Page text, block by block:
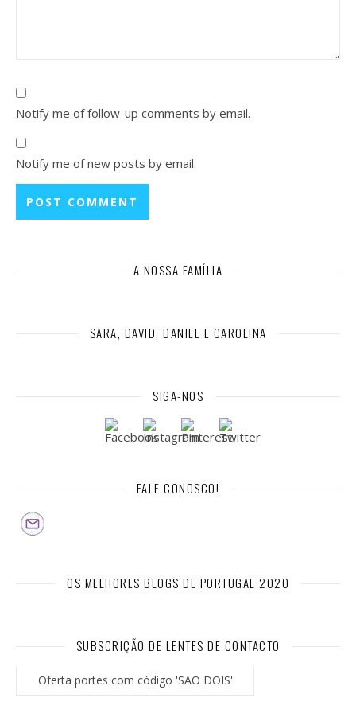
Notify me of follow-up comments by email.
Notify me of new posts by email.
A NOSSA FAMÍLIA
SARA, DAVID, DANIEL E CAROLINA
SIGA-NOS
FALE CONOSCO!
OS MELHORES BLOGS DE PORTUGAL 2020
SUBSCRIÇÃO DE LENTES DE CONTACTO
Oferta portes com código 'SAO DOIS'